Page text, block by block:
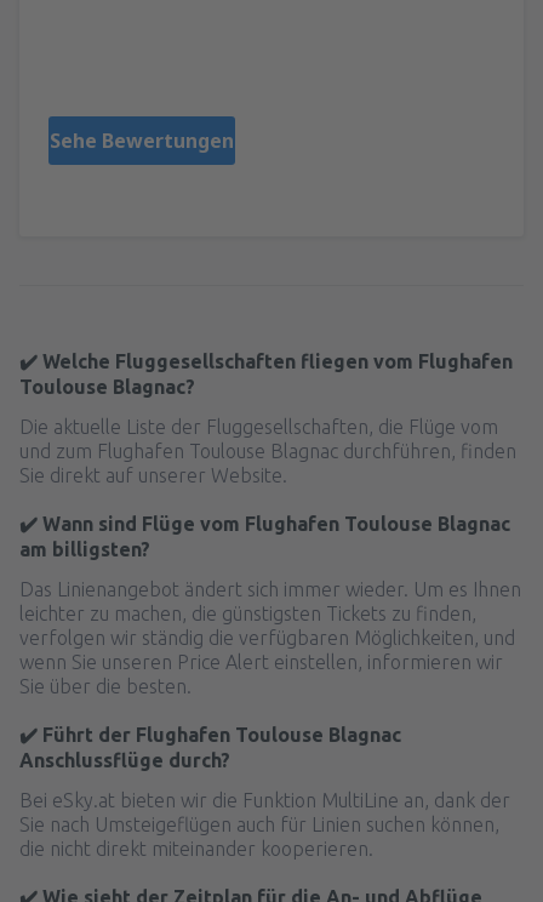
Sehe Bewertungen
✔️ Welche Fluggesellschaften fliegen vom Flughafen
Toulouse Blagnac?
Die aktuelle Liste der Fluggesellschaften, die Flüge vom
und zum Flughafen Toulouse Blagnac durchführen, finden
Sie direkt auf unserer Website.
✔️ Wann sind Flüge vom Flughafen Toulouse Blagnac
am billigsten?
Das Linienangebot ändert sich immer wieder. Um es Ihnen
leichter zu machen, die günstigsten Tickets zu finden,
verfolgen wir ständig die verfügbaren Möglichkeiten, und
wenn Sie unseren Price Alert einstellen, informieren wir
Sie über die besten.
✔️ Führt der Flughafen Toulouse Blagnac
Anschlussflüge durch?
Bei eSky.at bieten wir die Funktion MultiLine an, dank der
Sie nach Umsteigeflügen auch für Linien suchen können,
die nicht direkt miteinander kooperieren.
✔️ Wie sieht der Zeitplan für die An- und Abflüge